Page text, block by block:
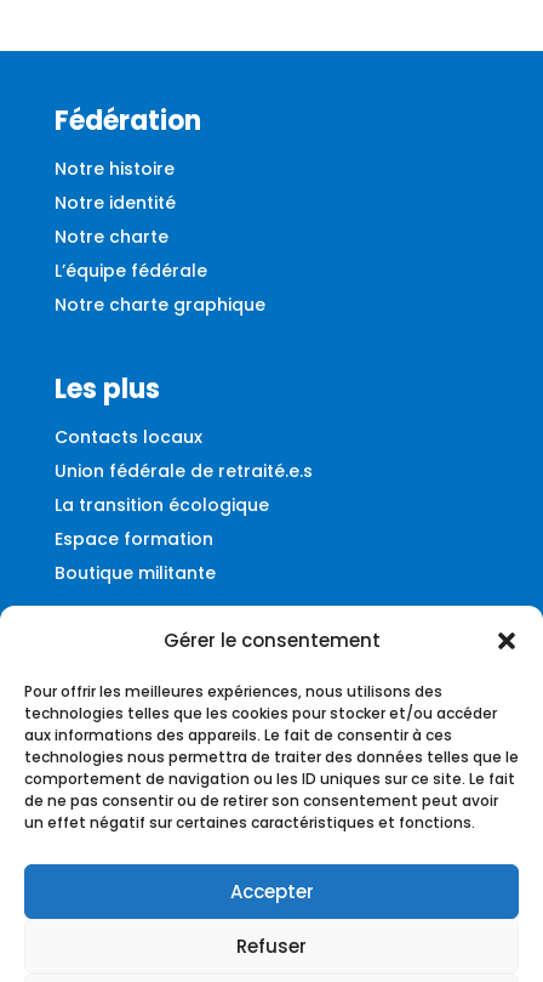
Gérer le consentement
Pour offrir les meilleures expériences, nous utilisons des
technologies telles que les cookies pour stocker et/ou accéder
aux informations des appareils. Le fait de consentir à ces
technologies nous permettra de traiter des données telles que le
comportement de navigation ou les ID uniques sur ce site. Le fait
de ne pas consentir ou de retirer son consentement peut avoir
un effet négatif sur certaines caractéristiques et fonctions.
Accepter
Refuser
Fédération
Notre histoire
Notre identité
Notre charte
L’équipe fédérale
Notre charte graphique
Les plus
Contacts locaux
Union fédérale de retraité.e.s
La transition écologique
Espace formation
Boutique militante
Contact
Fédération UNSA-Ferroviaire
56, rue du Faubourg Montmartre
75009 – Paris
federation@unsa-ferroviaire.org